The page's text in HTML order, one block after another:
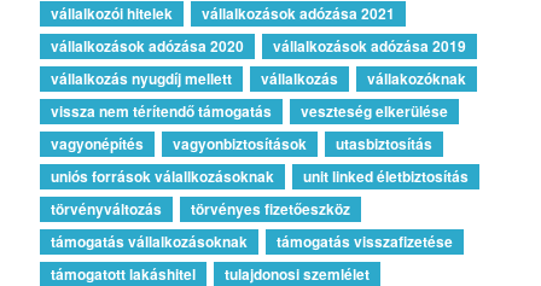
vállalkozói hitelek
vállalkozások adózása 2021
vállalkozások adózása 2020
vállalkozások adózása 2019
vállalkozás nyugdíj mellett
vállalkozás
vállakozóknak
vissza nem térítendő támogatás
veszteség elkerülése
vagyonépítés
vagyonbiztosítások
utasbiztosítás
uniós források válallkozásoknak
unit linked életbiztosítás
törvényváltozás
törvényes fizetőeszköz
támogatás vállalkozásoknak
támogatás visszafizetése
támogatott lakáshitel
tulajdonosi szemlélet